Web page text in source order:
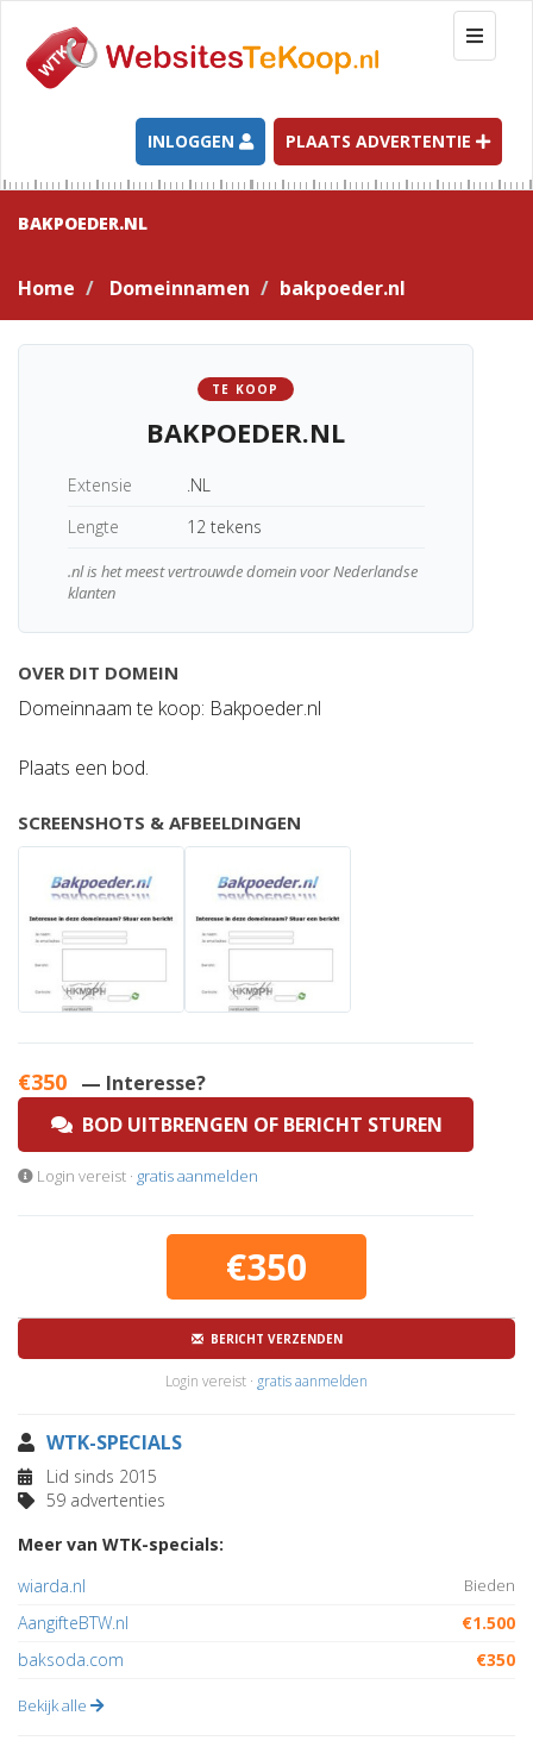
T
o
g
l
e
n
a
t
INLOGGEN PLAATS ADVERTENTIE
BAKPOEDER.NL
Home Domeinnamen bakpoeder.nl
TE KOOP
BAKPOEDER.NL
Extensie
.NL
Lengte
12 tekens
.nl is het meest vertrouwde domein voor Nederlandse
klanten
OVER DIT DOMEIN
Domeinnaam te koop: Bakpoeder.nl
Plaats een bod.
SCREENSHOTS & AFBEELDINGEN
€350 — Interesse?
BOD UITBRENGEN OF BERICHT STUREN
Login vereist · gratis aanmelden
€350
BERICHT VERZENDEN
Login vereist · gratis aanmelden
WTK-SPECIALS
Lid sinds 2015
59 advertenties
Meer van WTK-specials:
wiarda.nl
Bieden
AangifteBTW.nl
€1.500
baksoda.com
€350
Bekijk alle